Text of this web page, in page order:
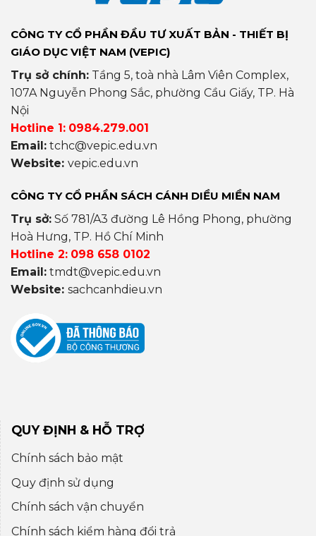
CÔNG TY CỔ PHẦN ĐẦU TƯ XUẤT BẢN - THIẾT BỊ
GIÁO DỤC VIỆT NAM (VEPIC)
Trụ sở chính: Tầng 5, toà nhà Lâm Viên Complex,
107A Nguyễn Phong Sắc, phường Cầu Giấy, TP. Hà
Nội
Hotline 1: 0984.279.001
Email: tchc@vepic.edu.vn
Website: vepic.edu.vn
CÔNG TY CỔ PHẦN SÁCH CÁNH DIỀU MIỀN NAM
Trụ sở: Số 781/A3 đường Lê Hồng Phong, phường
Hoà Hưng, TP. Hồ Chí Minh
Hotline 2: 098 658 0102
Email: tmdt@vepic.edu.vn
Website: sachcanhdieu.vn
QUY ĐỊNH & HỖ TRỢ
Chính sách bảo mật
Quy định sử dụng
Chính sách vận chuyển
Chính sách kiểm hàng đổi trả